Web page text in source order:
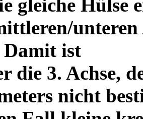
gleiche Hülse
ist
die 3. Achse,
nicht